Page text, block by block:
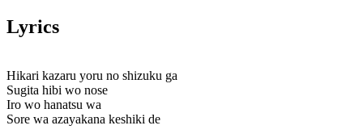
Lyrics
Hikari kazaru yoru no shizuku ga
Sugita hibi wo nose
Iro wo hanatsu wa
Sore wa azayakana keshiki de